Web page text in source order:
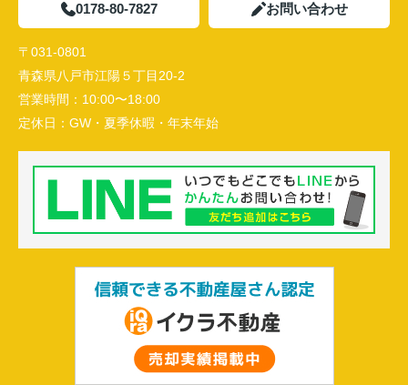
0178-80-7827 お問い合わせ
〒031-0801
青森県八戸市江陽５丁目20-2
営業時間： 10:00〜18:00
定休日： GW・夏季休暇・年末年始